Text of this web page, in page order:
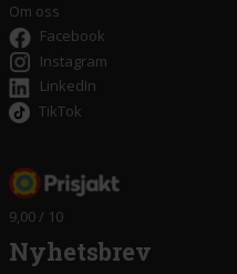
Om oss
Facebook
Instagram
LinkedIn
TikTok
9,00 / 10
Nyhetsbrev